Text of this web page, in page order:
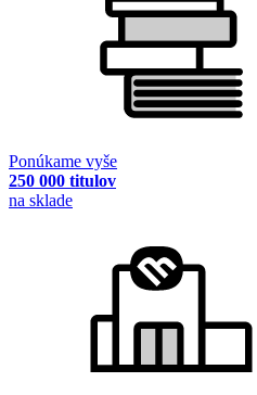
Ponúkame vyše
250 000 titulov
na sklade